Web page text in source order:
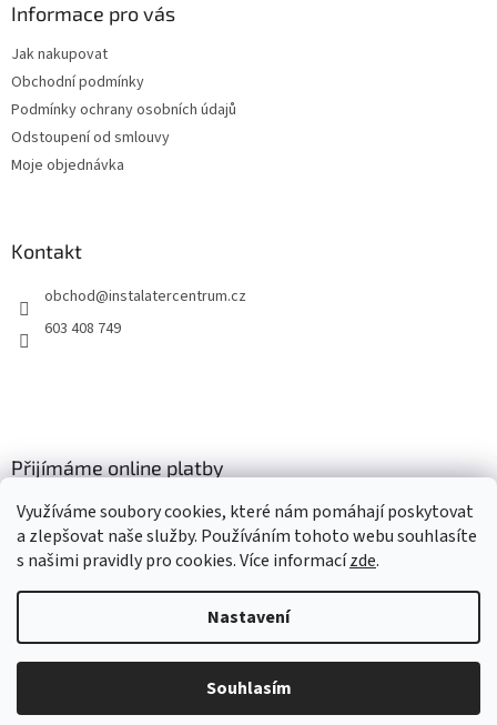
Využíváme soubory cookies, které nám pomáhají poskytovat
a zlepšovat naše služby. Používáním tohoto webu souhlasíte
s našimi pravidly pro cookies. Více informacízde.
Nastavení
Souhlasím
Informace pro vás
Jak nakupovat
Obchodní podmínky
Podmínky ochrany osobních údajů
Odstoupení od smlouvy
Moje objednávka
Kontakt
obchod@instalatercentrum.cz
603 408 749
Přijímáme online platby
Vytvořil Shoptet
instalatercentrum.cz. Všechna práva vyhrazena.